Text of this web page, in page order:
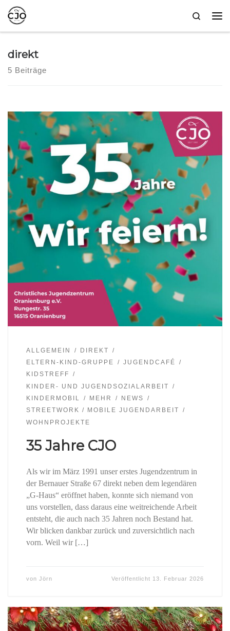
Zum Inhalt springen
Search
direkt
5 Beiträge
ALLGEMEIN
DIREKT
ELTERN-KIND-GRUPPE
JUGENDCAFÉ
KIDSTREFF
KINDER- UND JUGENDSOZIALARBEIT
KINDERMOBIL
MEHR
NEWS
STREETWORK / MOBILE JUGENDARBEIT
WOHNPROJEKTE
35 Jahre CJO
Als wir im März 1991 unser erstes Jugendzentrum in
der Bernauer Straße 67 direkt neben dem legendären
„G-Haus“ eröffnet haben, konnte sich niemand von
uns vorstellen, dass daraus eine weitreichende Arbeit
entsteht, die auch nach 35 Jahren noch Bestand hat.
Wir blicken dankbar zurück und zuversichtlich nach
vorn. Weil wir […]
von Jörn Veröffentlicht 13. Februar 2026